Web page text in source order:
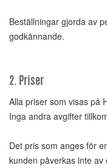
Beställningar gjorda av
godkännande.
2. Priser
Alla priser som visas på
Inga andra avgifter
Det pris som anges för
kunden påverkas inte